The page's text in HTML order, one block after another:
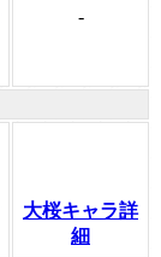
-
大桜キャラ詳
細